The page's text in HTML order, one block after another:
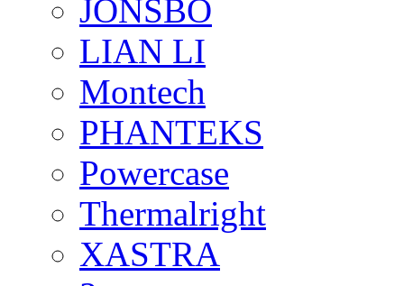
JONSBO
LIAN LI
Montech
PHANTEKS
Powercase
Thermalright
XASTRA